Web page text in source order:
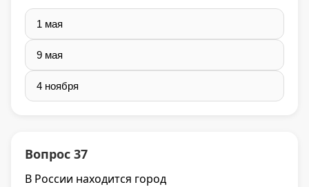
1 мая
9 мая
4 ноября
Вопрос 37
В России находится город